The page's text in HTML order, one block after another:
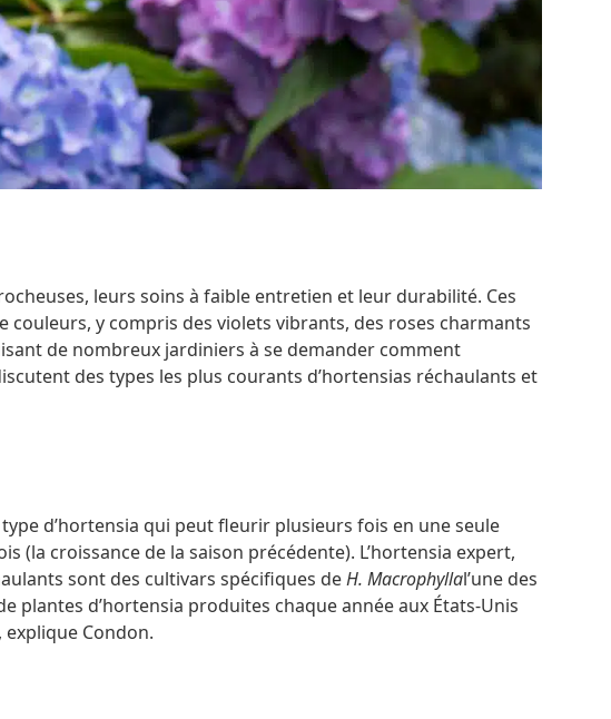
leurs soins à faible entretien et leur durabilité. Ces
y compris des violets vibrants, des roses charmants
de nombreux jardiniers à se demander comment
des types les plus courants d’hortensias réchaulants et
d’hortensia qui peut fleurir plusieurs fois en une seule
(la croissance de la saison précédente). L’hortensia expert,
sont des cultivars spécifiques deH. Macrophyllal’une des
plantes d’hortensia produites chaque année aux États-Unis
Condon.